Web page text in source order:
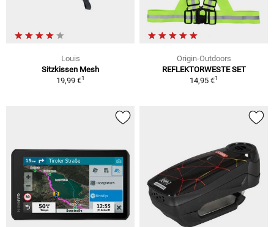
Louis
Sitzkissen Mesh
19,99 €1
Origin-Outdoors
REFLEKTORWESTE SET
14,95 €1